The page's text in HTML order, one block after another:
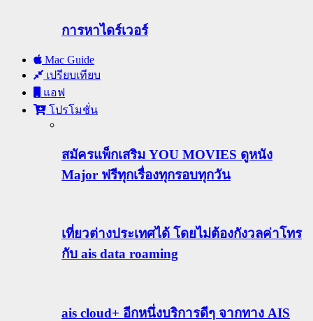
การหาไดร์เวอร์
Mac Guide
เปรียบเทียบ
แอฟ
โปรโมชั่น
สมัครแพ็กเสริม YOU MOVIES ดูหนัง
Major ฟรีทุกเรื่องทุกรอบทุกวัน
เที่ยวต่างประเทศได้ โดยไม่ต้องกังวลค่าโทร
กับ ais data roaming
ais cloud+ อีกหนึ่งบริการดีๆ จากทาง AIS